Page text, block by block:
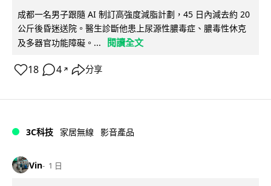
成都一名男子跟隨 AI 制訂高強度減脂計劃，45 日內減去約 20
公斤後昏迷送院。醫生診斷他患上尿源性膿毒症、膿毒性休克
及多器官功能障礙。...
閱讀全文
18 4 ↗ 分享
3C科技 家居無線 影音產品
Vin 1 日